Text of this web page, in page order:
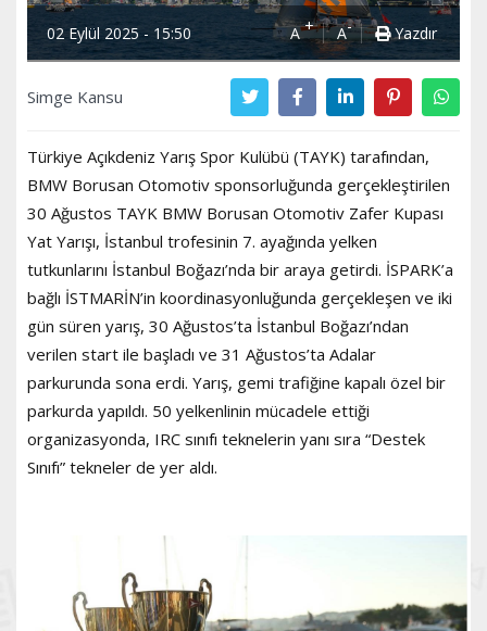
02 Eylül 2025 - 15:50 A+ A- Yazdır
Simge Kansu
Türkiye Açıkdeniz Yarış Spor Kulübü (TAYK) tarafından,
BMW Borusan Otomotiv sponsorluğunda gerçekleştirilen
30 Ağustos TAYK BMW Borusan Otomotiv Zafer Kupası
Yat Yarışı, İstanbul trofesinin 7. ayağında yelken
tutkunlarını İstanbul Boğazı’nda bir araya getirdi. İSPARK’a
bağlı İSTMARİN’in koordinasyonluğunda gerçekleşen ve iki
gün süren yarış, 30 Ağustos’ta İstanbul Boğazı’ndan
verilen start ile başladı ve 31 Ağustos’ta Adalar
parkurunda sona erdi. Yarış, gemi trafiğine kapalı özel bir
parkurda yapıldı. 50 yelkenlinin mücadele ettiği
organizasyonda, IRC sınıfı teknelerin yanı sıra “Destek
Sınıfı” tekneler de yer aldı.